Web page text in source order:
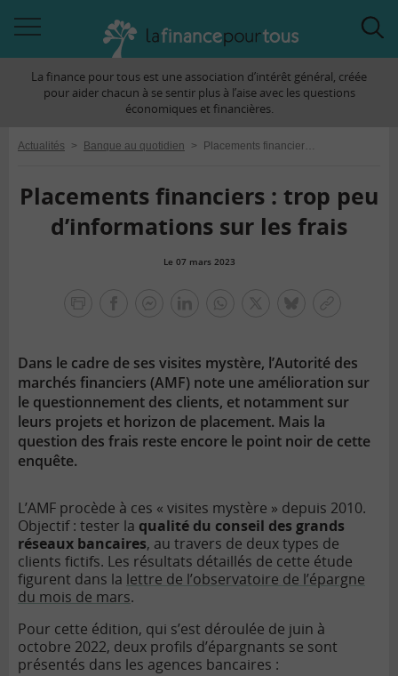
àLa finance pour tous est une association d’intérêt général, créée
pour aider chacun à se sentir plus à l’aise avec les questions
économiques et financières.
Actualités > Banque au quotidien > Placements financiers : trop peu d’informations sur les frais
Placements financiers : trop peu
d’informations sur les frais
Le 07 mars 2023
Dans le cadre de ses visites mystère, l’Autorité des
marchés financiers (AMF) note une amélioration sur
le questionnement des clients, et notamment sur
leurs projets et horizon de placement. Mais la
question des frais reste encore le point noir de cette
enquête.
L’AMF procède à ces « visites mystère » depuis 2010.
Objectif : tester la qualité du conseil des grands
réseaux bancaires, au travers de deux types de
clients fictifs. Les résultats détaillés de cette étude
figurent dans la lettre de l’observatoire de l’épargne
du mois de mars.
Pour cette édition, qui s’est déroulée de juin à
octobre 2022, deux profils d’épargnants se sont
présentés dans les agences bancaires :